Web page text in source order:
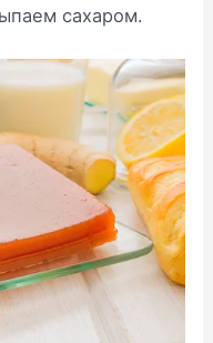
сахаром.